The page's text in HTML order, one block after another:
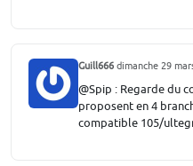
Guill666 dimanche 29
@Spip : Regarde du
proposent en 4
compatible 105/